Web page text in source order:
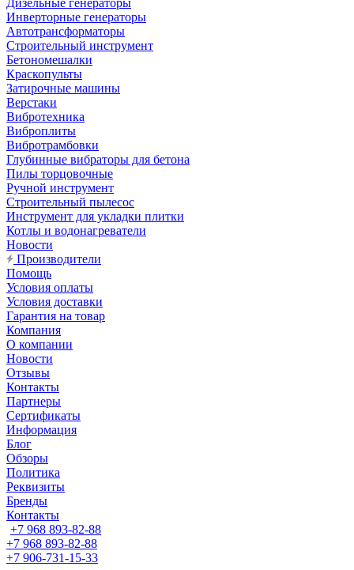
Дизельные генераторы
Инверторные генераторы
Автотрансформаторы
Строительный инструмент
Бетономешалки
Краскопульты
Затирочные машины
Верстаки
Вибротехника
Виброплиты
Вибротрамбовки
Глубинные вибраторы для бетона
Пилы торцовочные
Ручной инструмент
Строительный пылесос
Инструмент для укладки плитки
Котлы и водонагреватели
Новости
Производители
Помощь
Условия оплаты
Условия доставки
Гарантия на товар
Компания
О компании
Новости
Отзывы
Контакты
Партнеры
Сертификаты
Информация
Блог
Обзоры
Политика
Реквизиты
Бренды
Контакты
+7 968 893-82-88
+7 968 893-82-88
+7 906-731-15-33